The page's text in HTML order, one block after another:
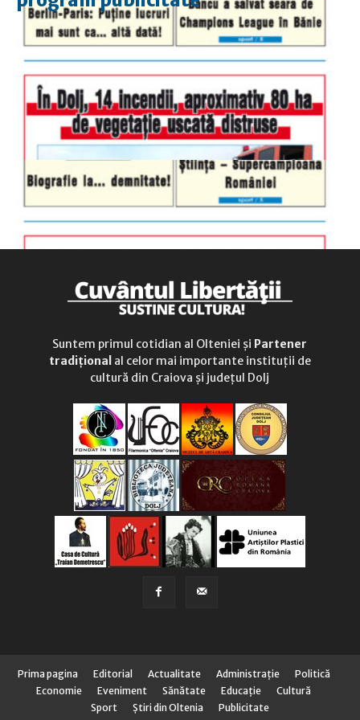
luni-vineri
9.00 - 17.00
duminică
9.00 - 12.00
Suntem primul cotidian al Olteniei și Partener
tradițional al celor mai importante instituții de
cultură din Craiova și județul Dolj
Prima pagina Editorial Actualitate Administraţie
Politică
Economie
Eveniment Sănătate Educaţie
Cultură
Sport
Știri din Oltenia Publicitate